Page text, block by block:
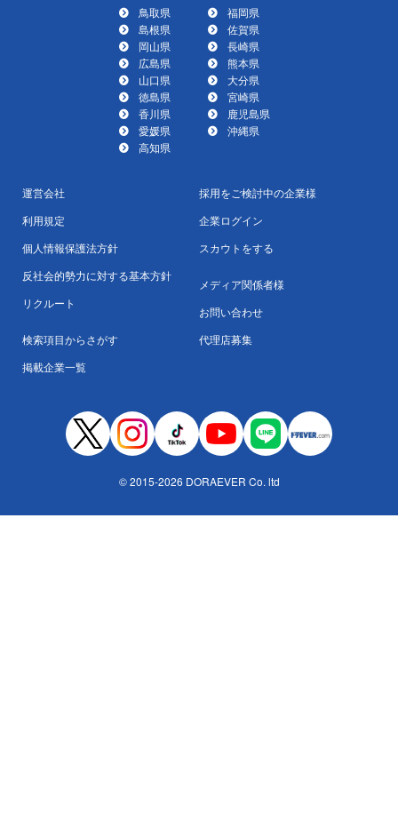
鳥取県
島根県
岡山県
広島県
山口県
徳島県
香川県
愛媛県
高知県
福岡県
佐賀県
長崎県
熊本県
大分県
宮崎県
鹿児島県
沖縄県
運営会社
利用規定
個人情報保護法方針
反社会的勢力に対する基本方針
リクルート
検索項目からさがす
掲載企業一覧
採用をご検討中の企業様
企業ログイン
スカウトをする
メディア関係者様
お問い合わせ
代理店募集
© 2015-2026 DORAEVER Co. ltd